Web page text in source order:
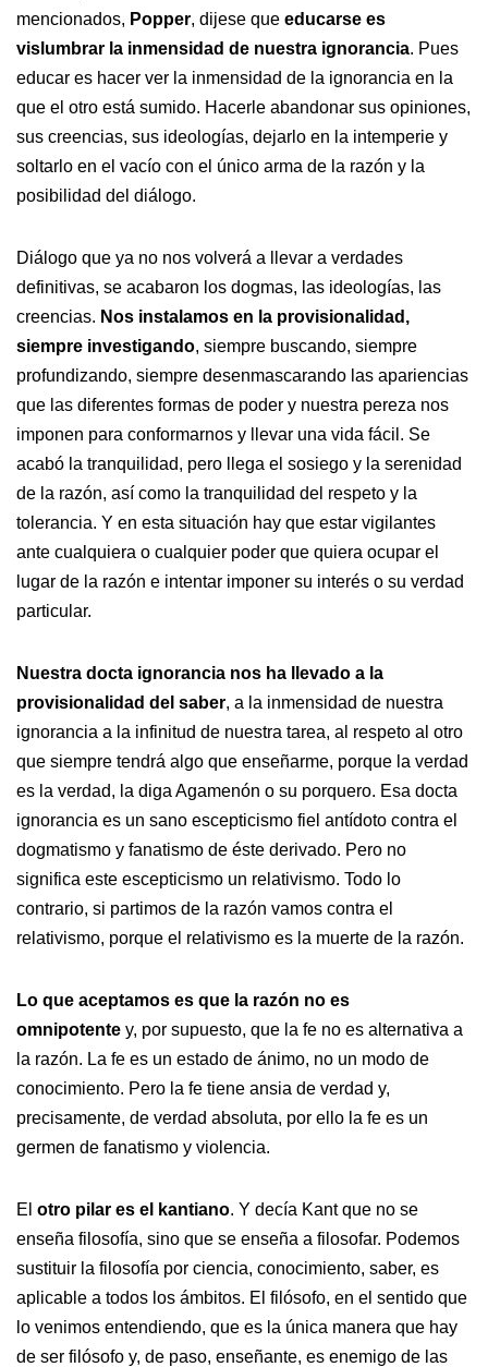
mencionados, Popper, dijese que educarse es
vislumbrar la inmensidad de nuestra ignorancia. Pues
educar es hacer ver la inmensidad de la ignorancia en la
que el otro está sumido. Hacerle abandonar sus opiniones,
sus creencias, sus ideologías, dejarlo en la intemperie y
soltarlo en el vacío con el único arma de la razón y la
posibilidad del diálogo.
Diálogo que ya no nos volverá a llevar a verdades
definitivas, se acabaron los dogmas, las ideologías, las
creencias. Nos instalamos en la provisionalidad,
siempre investigando, siempre buscando, siempre
profundizando, siempre desenmascarando las apariencias
que las diferentes formas de poder y nuestra pereza nos
imponen para conformarnos y llevar una vida fácil. Se
acabó la tranquilidad, pero llega el sosiego y la serenidad
de la razón, así como la tranquilidad del respeto y la
tolerancia. Y en esta situación hay que estar vigilantes
ante cualquiera o cualquier poder que quiera ocupar el
lugar de la razón e intentar imponer su interés o su verdad
particular.
Nuestra docta ignorancia nos ha llevado a la
provisionalidad del saber, a la inmensidad de nuestra
ignorancia a la infinitud de nuestra tarea, al respeto al otro
que siempre tendrá algo que enseñarme, porque la verdad
es la verdad, la diga Agamenón o su porquero. Esa docta
ignorancia es un sano escepticismo fiel antídoto contra el
dogmatismo y fanatismo de éste derivado. Pero no
significa este escepticismo un relativismo. Todo lo
contrario, si partimos de la razón vamos contra el
relativismo, porque el relativismo es la muerte de la razón.
Lo que aceptamos es que la razón no es
omnipotente y, por supuesto, que la fe no es alternativa a
la razón. La fe es un estado de ánimo, no un modo de
conocimiento. Pero la fe tiene ansia de verdad y,
precisamente, de verdad absoluta, por ello la fe es un
germen de fanatismo y violencia.
El otro pilar es el kantiano. Y decía Kant que no se
enseña filosofía, sino que se enseña a filosofar. Podemos
sustituir la filosofía por ciencia, conocimiento, saber, es
aplicable a todos los ámbitos. El filósofo, en el sentido que
lo venimos entendiendo, que es la única manera que hay
de ser filósofo y, de paso, enseñante, es enemigo de las